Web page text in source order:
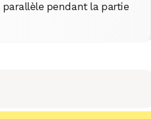
parallèle pendant la partie